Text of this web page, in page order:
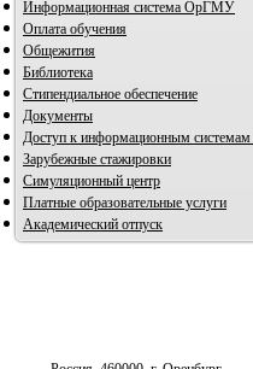
Информационная система ОрГМУ
Оплата обучения
Общежития
Библиотека
Стипендиальное обеспечение
Документы
Доступ к информационным
Зарубежные стажировки
Симуляционный центр
Платные образовательные услуги
Академический отпуск